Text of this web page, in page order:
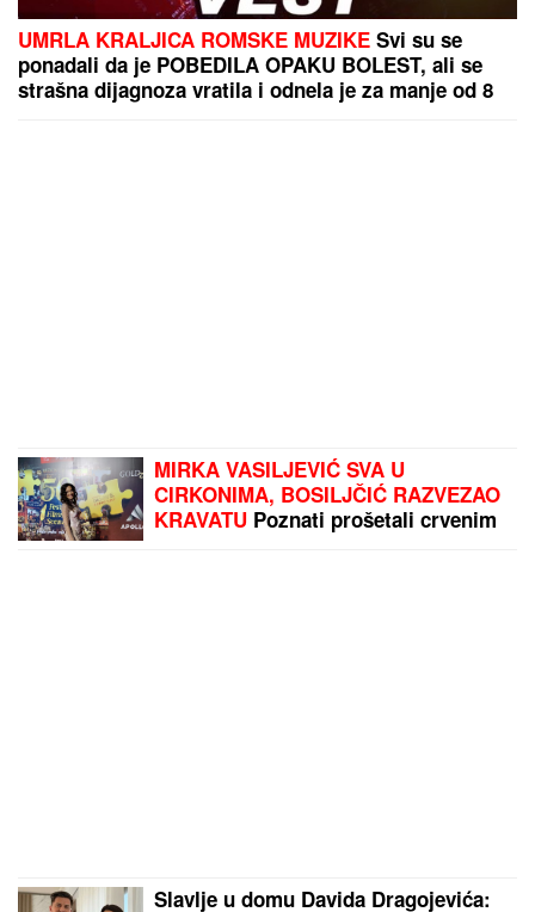
UMRLA KRALJICA ROMSKE MUZIKE Svi su se
ponadali da je POBEDILA OPAKU BOLEST, ali se
strašna dijagnoza vratila i odnela je za manje od 8
MIRKA VASILJEVIĆ SVA U
CIRKONIMA, BOSILJČIĆ RAZVEZAO
KRAVATU Poznati prošetali crvenim
Slavlje u domu Davida Dragojevića: